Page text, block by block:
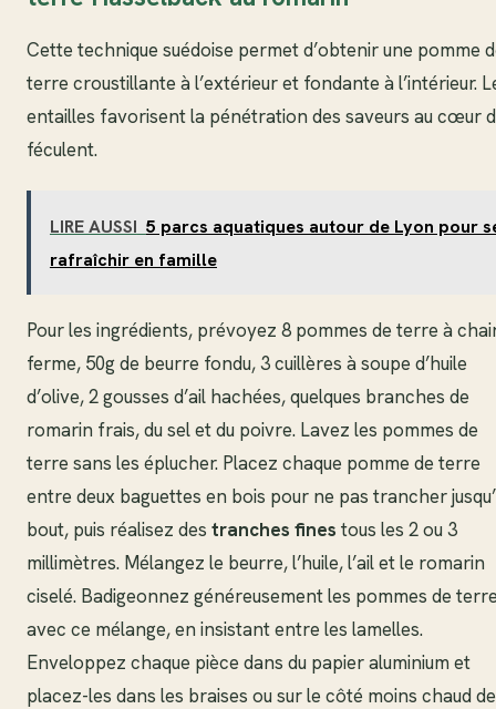
Cette technique suédoise permet d’obtenir une pomme
terre croustillante à l’extérieur et fondante à l’intérieur.
entailles favorisent la pénétration des saveurs au cœur
féculent.
LIRE AUSSI 5 parcs aquatiques autour de Lyon pour
rafraîchir en famille
Pour les ingrédients, prévoyez 8 pommes de terre à
ferme, 50g de beurre fondu, 3 cuillères à soupe d’huile
d’olive, 2 gousses d’ail hachées, quelques branches de
romarin frais, du sel et du poivre. Lavez les pommes de
terre sans les éplucher. Placez chaque pomme de terre
entre deux baguettes en bois pour ne pas trancher
bout, puis réalisez des tranches fines tous les 2 ou 3
millimètres. Mélangez le beurre, l’huile, l’ail et le romarin
ciselé. Badigeonnez généreusement les pommes de
avec ce mélange, en insistant entre les lamelles.
Enveloppez chaque pièce dans du papier aluminium et
placez-les dans les braises ou sur le côté moins chaud